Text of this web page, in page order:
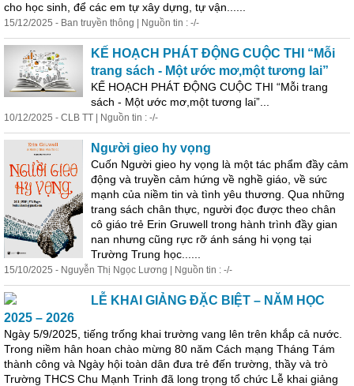
cho học sinh, để các em tự xây dựng, tự vận......
15/12/2025 - Ban truyền thông | Nguồn tin : -/-
KẾ HOẠCH PHÁT ĐỘNG CUỘC THI “Mỗi
trang sách - Một ước mơ,một tương lai”
KẾ HOẠCH PHÁT ĐỘNG CUỘC THI “Mỗi trang
sách - Một ước mơ,một tương lai”...
10/12/2025 - CLB TT | Nguồn tin : -/-
Người gieo hy vọng
Cuốn Người gieo hy vọng là một tác phẩm đầy cảm
động và truyền cảm hứng về nghề giáo, về sức
mạnh của niềm tin và tình yêu thương. Qua những
trang sách chân thực, người đọc được theo chân
cô giáo trẻ Erin Gruwell trong hành trình đầy gian
nan nhưng cũng rực rỡ ánh sáng hi vọng tại
Trường Trung học......
15/10/2025 - Nguyễn Thị Ngọc Lương | Nguồn tin : -/-
LỄ KHAI GIẢNG ĐẶC BIỆT – NĂM HỌC
2025 – 2026
Ngày 5/9/2025, tiếng trống khai trường vang lên trên khắp cả nước.
Trong niềm hân hoan chào mừng 80 năm Cách mạng Tháng Tám
thành công và Ngày hội toàn dân đưa trẻ đến trường, thầy và trò
Trường THCS Chu Mạnh Trinh đã long trọng tổ chức Lễ khai giảng